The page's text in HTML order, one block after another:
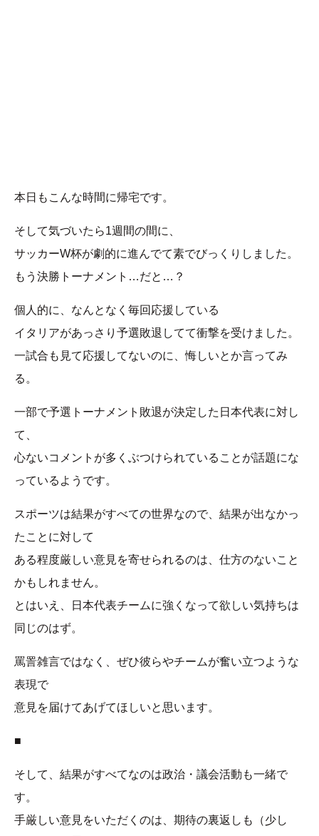
本日もこんな時間に帰宅です。
そして気づいたら1週間の間に、
サッカーW杯が劇的に進んでて素でびっくりしました。
もう決勝トーナメント…だと…？
個人的に、なんとなく毎回応援している
イタリアがあっさり予選敗退してて衝撃を受けました。
一試合も見て応援してないのに、悔しいとか言ってみ
る。
一部で予選トーナメント敗退が決定した日本代表に対し
て、
心ないコメントが多くぶつけられていることが話題にな
っているようです。
スポーツは結果がすべての世界なので、結果が出なかっ
たことに対して
ある程度厳しい意見を寄せられるのは、仕方のないこと
かもしれません。
とはいえ、日本代表チームに強くなって欲しい気持ちは
同じのはず。
罵詈雑言ではなく、ぜひ彼らやチームが奮い立つような
表現で
意見を届けてあげてほしいと思います。
■
そして、結果がすべてなのは政治・議会活動も一緒で
す。
手厳しい意見をいただくのは、期待の裏返しも（少し